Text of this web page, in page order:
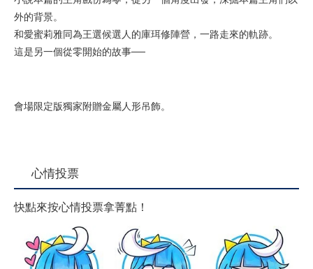
外的背景。
和愛蜜莉雅同為王選候選人的庫珥修陣營，一路走來的軌跡。
這是另一個從零開始的故事──
會場限定版獨家附贈金屬人形吊飾。
心情投票
快點來按心情投票拿菁點！